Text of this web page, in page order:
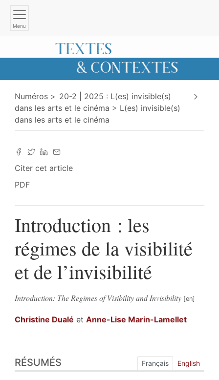
Menu
Numéros
20-2 | 2025 : L(es) invisible(s)
dans les arts et le cinéma
L(es) invisible(s)
dans les arts et le cinéma
Citer cet article
PDF
Introduction : les
régimes de la visibilité
et de l’invisibilité
Introduction: The Regimes of Visibility and Invisibility
Christine Dualé et Anne-Lise Marin-Lamellet
Index
Texte
RÉSUMÉS Français English